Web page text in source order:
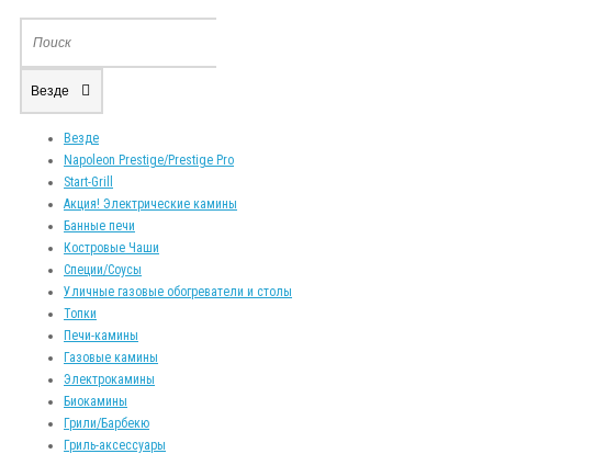
Везде
Везде
Napoleon Prestige/Prestige Pro
Start-Grill
Акция! Электрические камины
Банные печи
Костровые Чаши
Специи/Соусы
Уличные газовые обогреватели и столы
Топки
Печи-камины
Газовые камины
Электрокамины
Биокамины
Грили/Барбекю
Гриль-аксессуары